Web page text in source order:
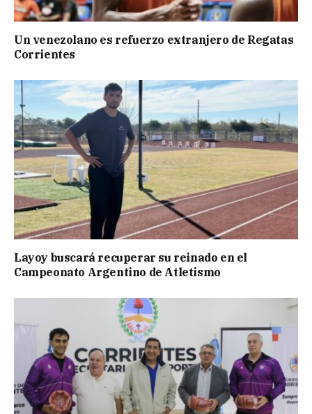
Un venezolano es refuerzo extranjero de Regatas
Corrientes
Layoy buscará recuperar su reinado en el
Campeonato Argentino de Atletismo